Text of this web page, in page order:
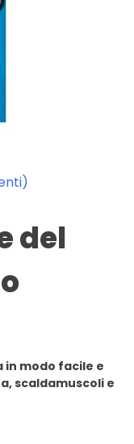
del
in modo facile e
scaldamuscoli e